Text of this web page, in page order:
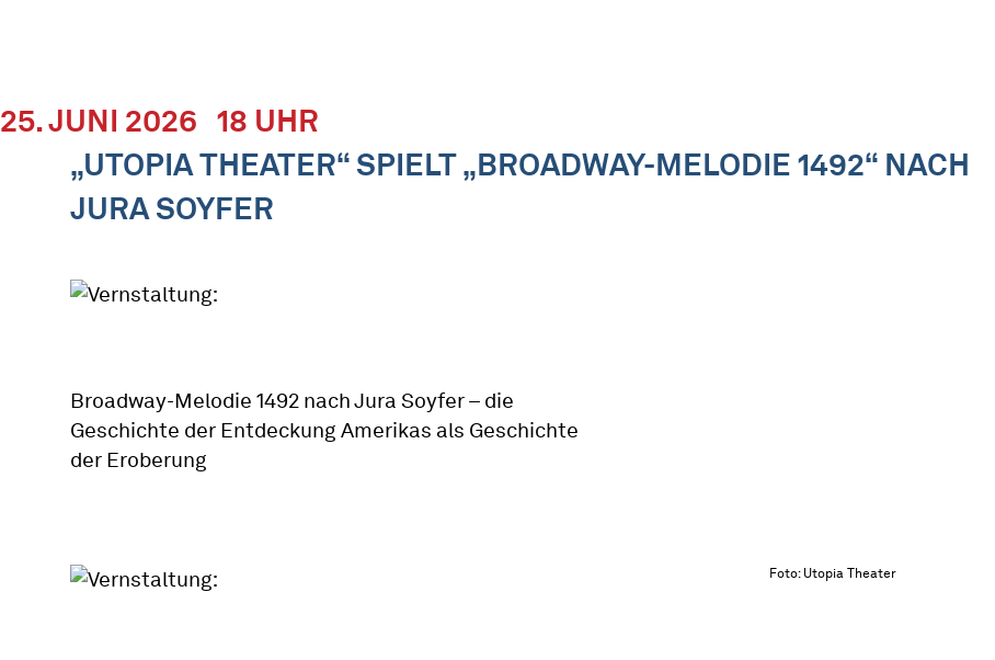
25. JUNI 2026 18 UHR
„UTOPIA THEATER“ SPIELT „BROADWAY-MELODIE 1492“ NACH
JURA SOYFER
Broadway-Melodie 1492 nach Jura Soyfer – die
Geschichte der Entdeckung Amerikas als Geschichte
der Eroberung
Foto: Utopia Theater